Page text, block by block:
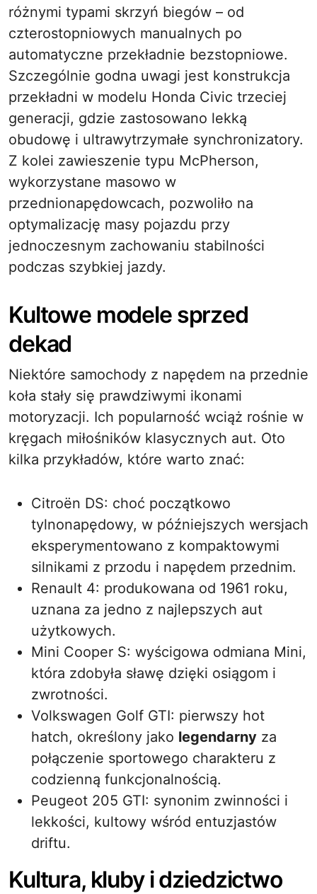
różnymi typami skrzyń biegów – od
czterostopniowych manualnych po
automatyczne przekładnie bezstopniowe.
Szczególnie godna uwagi jest konstrukcja
przekładni w modelu Honda Civic trzeciej
generacji, gdzie zastosowano lekką
obudowę i ultrawytrzymałe synchronizatory.
Z kolei zawieszenie typu McPherson,
wykorzystane masowo w
przednionapędowcach, pozwoliło na
optymalizację masy pojazdu przy
jednoczesnym zachowaniu stabilności
podczas szybkiej jazdy.
Kultowe modele sprzed
dekad
Niektóre samochody z napędem na przednie
koła stały się prawdziwymi ikonami
motoryzacji. Ich popularność wciąż rośnie w
kręgach miłośników klasycznych aut. Oto
kilka przykładów, które warto znać:
Citroën DS: choć początkowo
tylnonapędowy, w późniejszych wersjach
eksperymentowano z kompaktowymi
silnikami z przodu i napędem przednim.
Renault 4: produkowana od 1961 roku,
uznana za jedno z najlepszych aut
użytkowych.
Mini Cooper S: wyścigowa odmiana Mini,
która zdobyła sławę dzięki osiągom i
zwrotności.
Volkswagen Golf GTI: pierwszy hot
hatch, określony jako legendarny za
połączenie sportowego charakteru z
codzienną funkcjonalnością.
Peugeot 205 GTI: synonim zwinności i
lekkości, kultowy wśród entuzjastów
driftu.
Kultura, kluby i dziedzictwo